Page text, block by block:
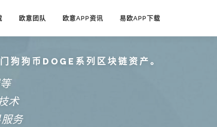
欧意团队 欧意APP资讯 易欧APP下载
狗狗币DOGE系列区块链资产。
术
务